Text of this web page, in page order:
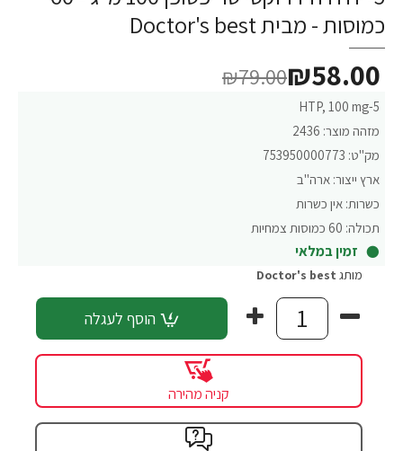
כמוסות - מבית Doctor's best
5-HTP, 100 mg
מזהה מוצר: 2436
מק"ט: 753950000773
ארץ ייצור: ארה"ב
כשרות: אין כשרות
תכולה: 60 כמוסות צמחיות
זמין במלאי
₪58.00
₪79.00
מותג Doctor's best
הוסף לעגלה
קניה מהירה